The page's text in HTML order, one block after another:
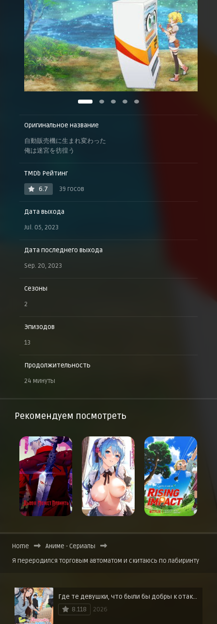
Оригинальное название
自動販売機に生まれ変わった
俺は迷宮を彷徨う
TMDb Рейтинг
6.7
39 госов
Дата выхода
Jul. 05, 2023
Дата последнего выхода
Sep. 20, 2023
Сезоны
2
Эпизодов
13
Продолжительность
24 минуты
Рекомендуем посмотреть
Home
Аниме - Сериалы
Я переродился торговым автоматом и скитаюсь по лабиринту
Где те девушки, что были бы добры к отаку?
8.118
2026